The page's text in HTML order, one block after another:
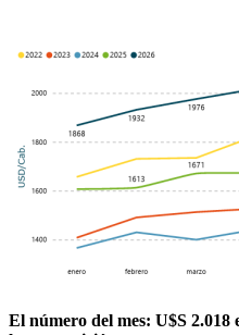
El número del mes: U$S